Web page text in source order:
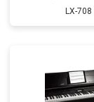
LX-708